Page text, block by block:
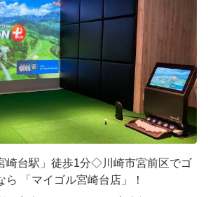
崎台駅」徒歩1分◇川崎市宮前区でゴ
ら 「マイゴル宮崎台店」！